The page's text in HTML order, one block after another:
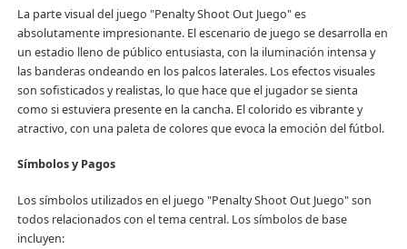
La parte visual del juego "Penalty Shoot Out Juego" es
absolutamente impresionante. El escenario de juego se desarrolla en
un estadio lleno de público entusiasta, con la iluminación intensa y
las banderas ondeando en los palcos laterales. Los efectos visuales
son sofisticados y realistas, lo que hace que el jugador se sienta
como si estuviera presente en la cancha. El colorido es vibrante y
atractivo, con una paleta de colores que evoca la emoción del fútbol.
Símbolos y Pagos
Los símbolos utilizados en el juego "Penalty Shoot Out Juego" son
todos relacionados con el tema central. Los símbolos de base
incluyen: